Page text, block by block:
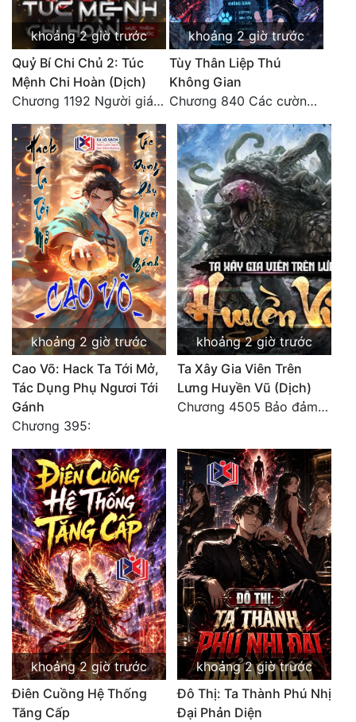
Đam Mỹ
Đẹp
Đẹp Hiệp
Tính Cách Nhân Vật :
Cơ Trí
Sát Phạt Quyết Đoán
Vô Sỉ
Điềm Đạm
khoảng 2 giờ trước
Quỷ Bí Chi Chủ 2: Túc
Mệnh Chi Hoàn (Dịch)
Chương 1192 Người giám thị
khoảng 2 giờ trước
Tùy Thân Liệp Thú
Không Gian
Chương 840 Các cường giả Hằng Tinh cấp khác đâu?
khoảng 2 giờ trước
Cao Võ: Hack Ta Tới Mở,
Tác Dụng Phụ Ngươi Tới
Gánh
Chương 395:
khoảng 2 giờ trước
Ta Xây Gia Viên Trên
Lưng Huyền Vũ (Dịch)
Chương 4505 Bảo đảm nhất.
khoảng 2 giờ trước
Điên Cuồng Hệ Thống
Tăng Cấp
khoảng 2 giờ trước
Đô Thị: Ta Thành Phú Nhị
Đại Phản Diện